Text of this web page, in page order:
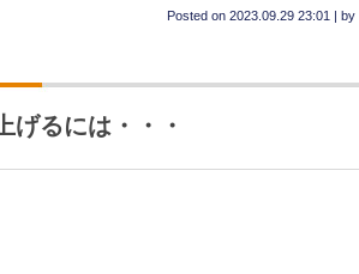
Posted on 2023.09.29 23:01 | by
るには・・・